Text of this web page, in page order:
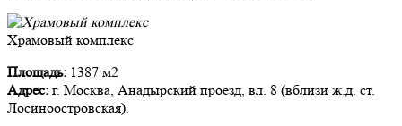
Храмовый комплекс
Площадь: 1387 м2
Адрес: г. Москва, Анадырский проезд, вл. 8 (вблизи ж.д. ст.
Лосиноостровская).